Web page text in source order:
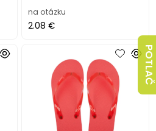
na otázku
2.08 €
POTLAČ